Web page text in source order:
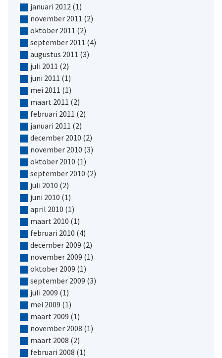
januari 2012 (1)
november 2011 (2)
oktober 2011 (2)
september 2011 (4)
augustus 2011 (3)
juli 2011 (2)
juni 2011 (1)
mei 2011 (1)
maart 2011 (2)
februari 2011 (2)
januari 2011 (2)
december 2010 (2)
november 2010 (3)
oktober 2010 (1)
september 2010 (2)
juli 2010 (2)
juni 2010 (1)
april 2010 (1)
maart 2010 (1)
februari 2010 (4)
december 2009 (2)
november 2009 (1)
oktober 2009 (1)
september 2009 (3)
juli 2009 (1)
mei 2009 (1)
maart 2009 (1)
november 2008 (1)
maart 2008 (2)
februari 2008 (1)